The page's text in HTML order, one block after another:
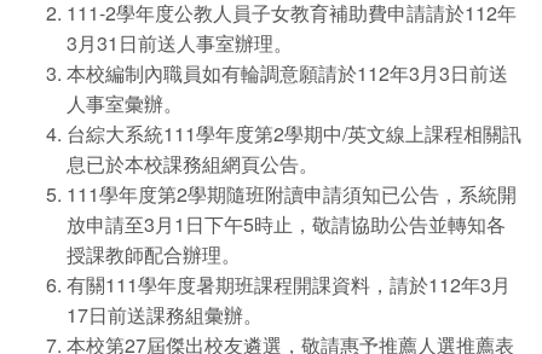
111-2學年度公教人員子女教育補助費申請請於112年
3月31日前送人事室辦理。
本校編制內職員如有輪調意願請於112年3月3日前送
人事室彙辦。
台綜大系統111學年度第2學期中/英文線上課程相關訊
息已於本校課務組網頁公告。
111學年度第2學期隨班附讀申請須知已公告，系統開
放申請至3月1日下午5時止，敬請協助公告並轉知各
授課教師配合辦理。
有關111學年度暑期班課程開課資料，請於112年3月
17日前送課務組彙辦。
本校第27屆傑出校友遴選，敬請惠予推薦人選推薦表